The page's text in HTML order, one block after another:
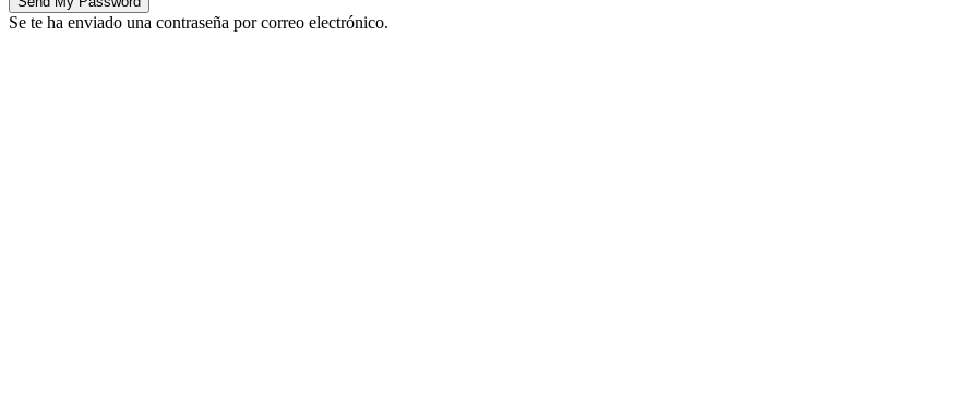
Se te ha enviado una contraseña por correo electrónico.